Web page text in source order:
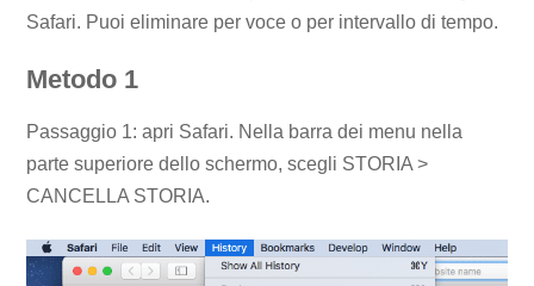
Safari. Puoi eliminare per voce o per intervallo di tempo.
Metodo 1
Passaggio 1: apri Safari. Nella barra dei menu nella
parte superiore dello schermo, scegli STORIA >
CANCELLA STORIA.